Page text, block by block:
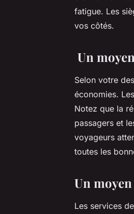
fatigue. Les
vos côtés.
Un
Selon votre
économies.
Notez que la
passagers et
voyageurs
toutes les
Un
Les services